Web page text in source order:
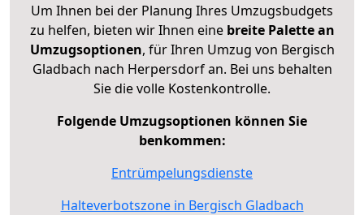
Um Ihnen bei der Planung Ihres Umzugsbudgets
zu helfen, bieten wir Ihnen eine breite Palette an
Umzugsoptionen, für Ihren Umzug von Bergisch
Gladbach nach Herpersdorf an. Bei uns behalten
Sie die volle Kostenkontrolle.
Folgende Umzugsoptionen können Sie
benkommen:
Entrümpelungsdienste
Halteverbotszone in Bergisch Gladbach